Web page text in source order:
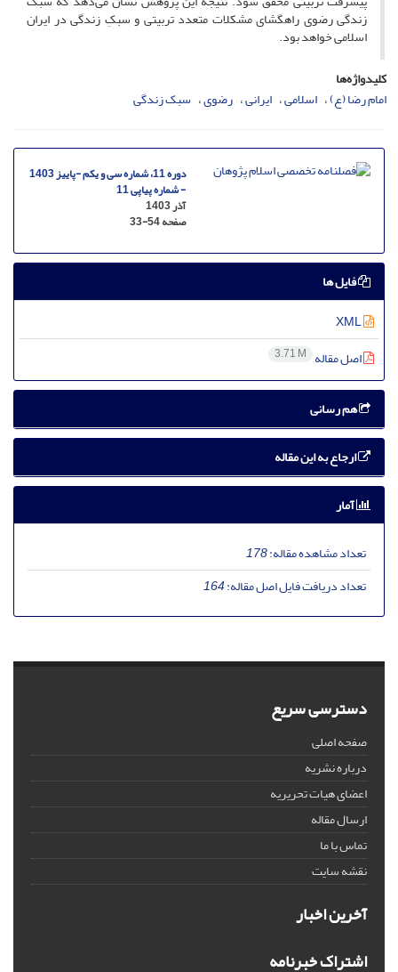
زندگی رضوی راهگشای مشکلات متعدد تربیتی و سبکِ زندگی در ایران
اسلامی خواهد بود.
کلیدواژه‌ها
امام رضا (ع) اسلامی ایرانی رضوی سبک زندگی
دوره 11، شماره سی و یکم -پاییز 1403
- شماره پیاپی 11
آذر 1403
صفحه33-54
فایل ها
اصل مقاله 3.71 M
هم رسانی
ارجاع به این مقاله
آمار
تعداد مشاهده مقاله:178
تعداد دریافت فایل اصل مقاله:164
دسترسی سریع
صفحه اصلی
درباره نشریه
اعضای هیات تحریریه
ارسال مقاله
تماس با ما
نقشه سایت
آخرین اخبار
اشتراک خبرنامه